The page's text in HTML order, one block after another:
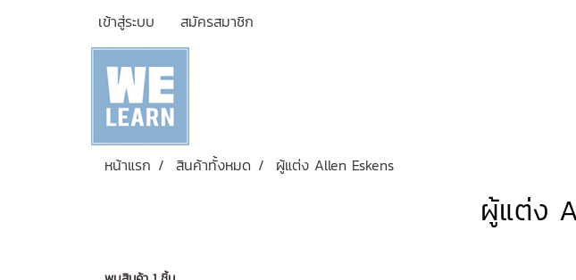
เข้าสู่ระบบ สมัครสมาชิก
หน้าแรก สินค้าทั้งหมด ผู้แต่ง Allen Eskens
ผู้แต่ง